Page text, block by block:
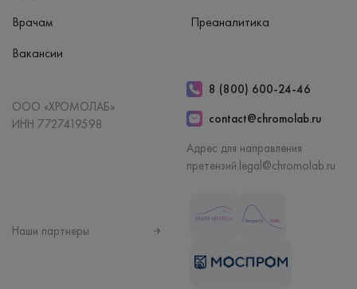
Врачам
Вакансии
Преаналитика
ООО «ХРОМОЛАБ»
ИНН 7727419598
8 (800) 600-24-46
contact@chromolab.ru
Адрес для направления
претензий:legal@chromolab.ru
Наши партнеры